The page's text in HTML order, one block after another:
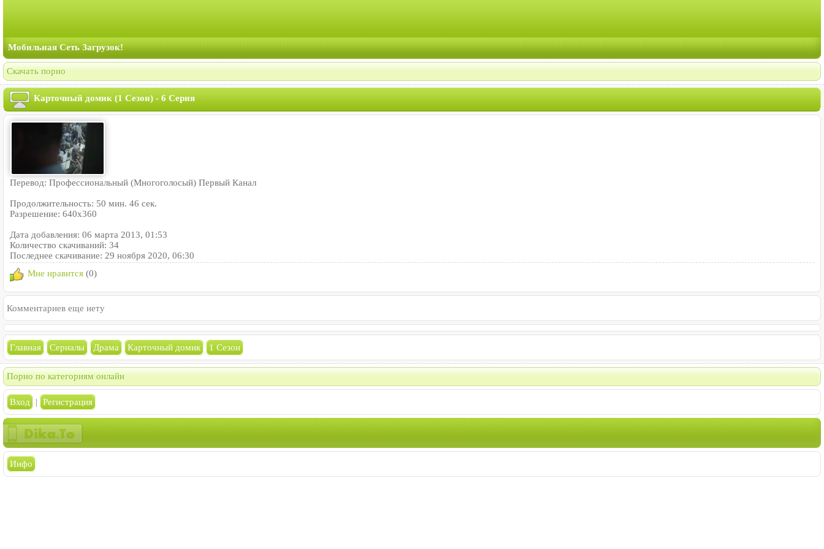
Мобильная Сеть Загрузок!
Скачать порно
Карточный домик (1 Сезон) - 6 Серия
Перевод: Профессиональный (Многоголосый) Первый Канал
Продолжительность: 50 мин. 46 сек.
Разрешение: 640x360
Дата добавления: 06 марта 2013, 01:53
Количество скачиваний: 34
Последнее скачивание: 29 ноября 2020, 06:30
Мне нравится (0)
Комментариев еще нету
Главная Сериалы Драма Карточный домик 1 Сезон
Порно по категориям онлайн
Вход | Регистрация
Инфо